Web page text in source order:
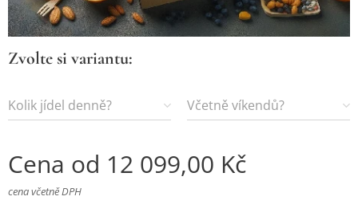
Zvolte si variantu:
Kolik jídel denně? Včetně víkendů?
Cena od 12 099,00 Kč
cena včetně DPH